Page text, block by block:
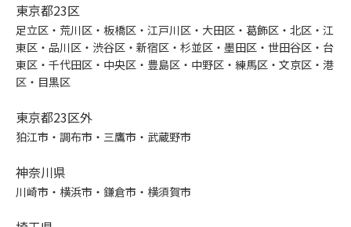
東京都23区
足立区・荒川区・板橋区・江戸川区・大田区・葛飾区・北区・江
東区・品川区・渋谷区・新宿区・杉並区・墨田区・世田谷区・台
東区・千代田区・中央区・豊島区・中野区・練馬区・文京区・港
区・目黒区
東京都23区外
狛江市・調布市・三鷹市・武蔵野市
神奈川県
川崎市・横浜市・鎌倉市・横須賀市